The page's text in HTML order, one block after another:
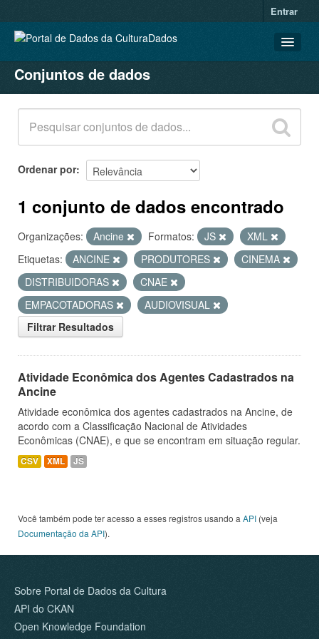
Entrar
CONJUNTOS DE DADOS
ORGANIZAÇÕES
GRUPOS
SOBRE
Conjuntos de dados
Ordenar por
1 conjunto de dados encontrado
Organizações: Ancine Formatos: JS
XML
Etiquetas:
ANCINE PRODUTORES
CINEMA
DISTRIBUIDORAS
CNAE
EMPACOTADORAS
AUDIOVISUAL
Filtrar Resultados
Atividade Econômica dos Agentes Cadastrados na
Ancine
Atividade econômica dos agentes cadastrados na Ancine, de
acordo com a Classificação Nacional de Atividades
Econômicas (CNAE), e que se encontram em situação regular.
CSV XML JS
Você também pode ter acesso a esses registros usando a API (veja
Documentação da API).
Sobre Portal de Dados da Cultura
API do CKAN
Open Knowledge Foundation